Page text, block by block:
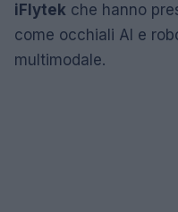
iFlytek che hanno
come occhiali AI e
multimodale.